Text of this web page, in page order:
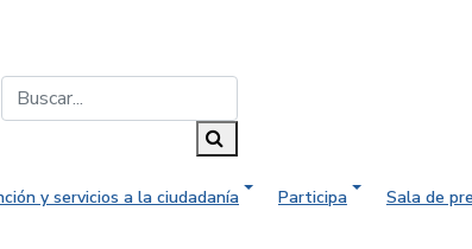
y servicios a la ciudadanía Participa
Sala de